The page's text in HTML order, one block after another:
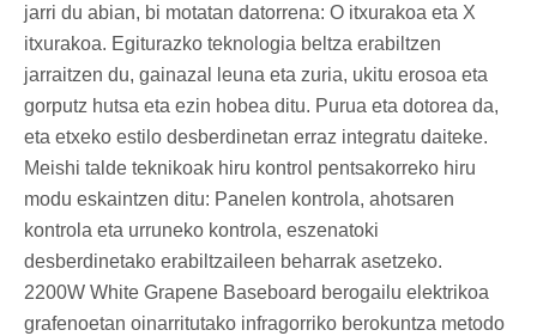
jarri du abian, bi motatan datorrena: O itxurakoa eta X
itxurakoa. Egiturazko teknologia beltza erabiltzen
jarraitzen du, gainazal leuna eta zuria, ukitu erosoa eta
gorputz hutsa eta ezin hobea ditu. Purua eta dotorea da,
eta etxeko estilo desberdinetan erraz integratu daiteke.
Meishi talde teknikoak hiru kontrol pentsakorreko hiru
modu eskaintzen ditu: Panelen kontrola, ahotsaren
kontrola eta urruneko kontrola, eszenatoki
desberdinetako erabiltzaileen beharrak asetzeko.
2200W White Grapene Baseboard berogailu elektrikoa
grafenoetan oinarritutako infragorriko berokuntza metodo